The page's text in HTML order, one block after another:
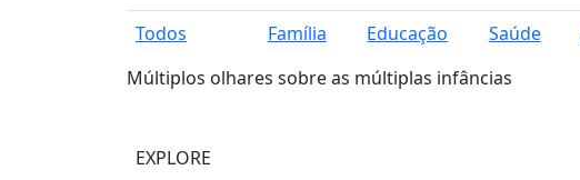
Todos Família Educação Saúde
Múltiplos olhares sobre as múltiplas infâncias
EXPLORE